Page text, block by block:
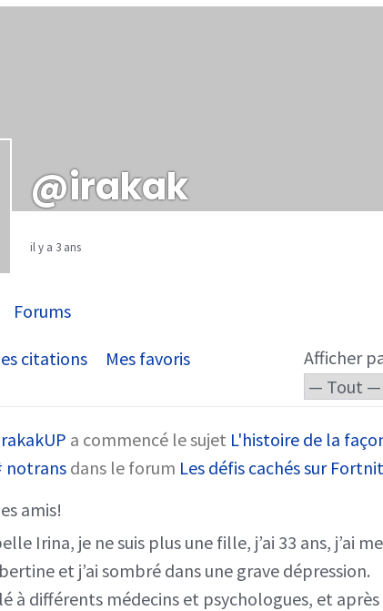
@irakak
il y a 3 ans
Forums
citations Mes favoris Afficher
a commencé le sujet L'histoire de la
notransdans le forum Les défis cachés sur
amis!
Irina, je ne suis plus une fille, j’ai 33 ans, j’ai
et j’ai sombré dans une grave dépression.
à différents médecins et psychologues, et